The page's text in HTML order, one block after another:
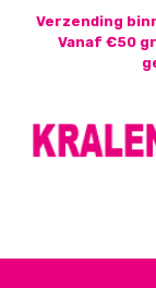
Verzending
Vanaf €50